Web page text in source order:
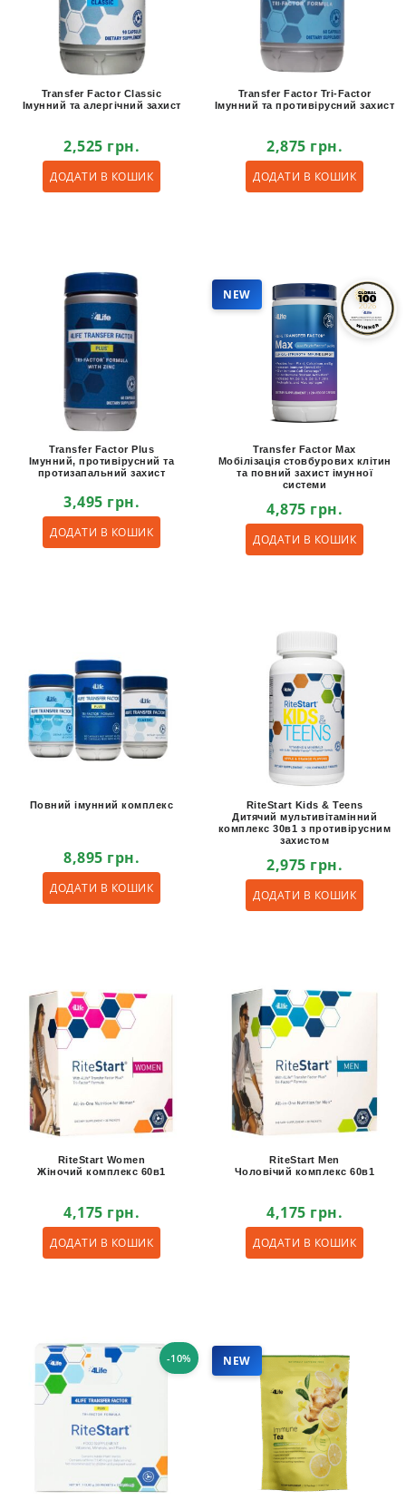
Transfer Factor Classic
Імунний та алергічний захист
2,525 грн.
ДОДАТИ В КОШИК
Transfer Factor Tri-Factor
Імунний та противірусний захист
2,875 грн.
ДОДАТИ В КОШИК
Transfer Factor Plus
Імунний, противірусний та
протизапальний захист
3,495 грн.
ДОДАТИ В КОШИК
NEW
Transfer Factor Max
Мобілізація стовбурових клітин
та повний захист імунної
системи
4,875 грн.
ДОДАТИ В КОШИК
Повний імунний комплекс
8,895 грн.
ДОДАТИ В КОШИК
RiteStart Kids & Teens
Дитячий мультивітамінний
комплекс 30в1 з противірусним
захистом
2,975 грн.
ДОДАТИ В КОШИК
RiteStart Women
Жіночий комплекс 60в1
4,175 грн.
ДОДАТИ В КОШИК
RiteStart Men
Чоловічий комплекс 60в1
4,175 грн.
ДОДАТИ В КОШИК
-10% NEW